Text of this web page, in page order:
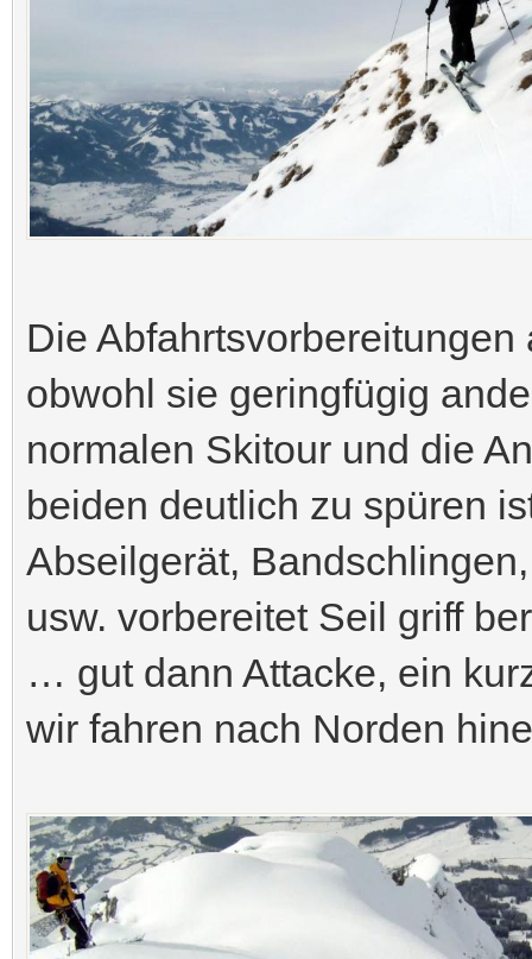
Die
obwohl sie geringfügig
normalen Skitour und die
beiden deutlich zu spüren
Abseilgerät,
usw. vorbereitet Seil griff
… gut dann Attacke, ein
wir fahren nach Norden